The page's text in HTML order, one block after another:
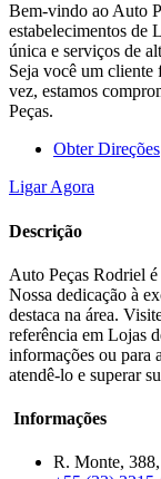
Bem-vindo ao Auto
estabelecimentos de
única e serviços de
Seja você um cliente
vez, estamos
Peças.
Obter Direções
Ligar Agora
Descrição
Auto Peças Rodriel
Nossa dedicação à
destaca na área.
referência em Lojas
informações ou para
atendê-lo e superar
Informações
R. Monte,